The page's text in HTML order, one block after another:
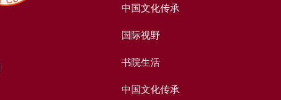
中国文化传承
国际视野
书院生活
中国文化传承